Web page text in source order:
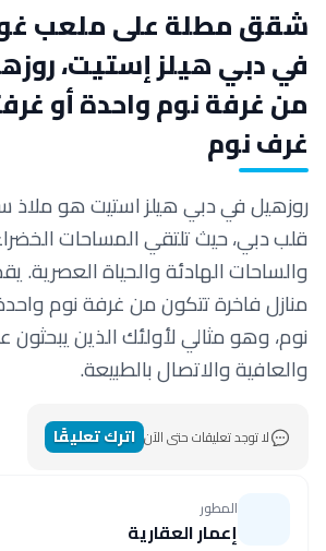
شقق مطلة على ملعب
في دبي هيلز إستيت،
من غرفة نوم واحدة أو
غرف نوم
روزهيل في دبي هيلز استيت هو
قلب دبي، حيث تلتقي المساحات
والساحات الهادئة والحياة العصرية.
منازل فاخرة تتكون من غرفة نوم
نوم، وهو مثالي لأولئك الذين يبحثون
والعافية والاتصال بالطبيعة.
لا توجد تعليقات حتى الآن اترك تعليقًا
المطور
إعمار العقارية